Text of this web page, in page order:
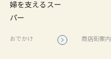
婦を支えるスー
パー
おでかけ 商店街案内